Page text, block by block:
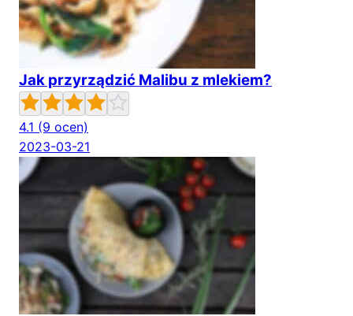
Jak przyrządzić Malibu z mlekiem?
4.1 (9 ocen)
2023-03-21